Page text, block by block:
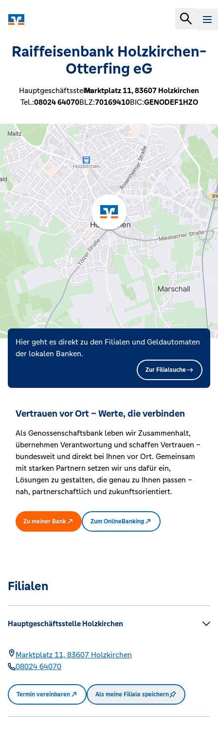
Raiffeisenbank Holzkirchen-
Otterfing eG
Hauptgeschäftsstelle:Marktplatz 11,83607 Holzkirchen
Tel.:08024 64070BLZ:70169410BIC:GENODEF1HZO
Hier geht es direkt zu den Filialen und Geldautomaten
der lokalen Banken.
Zur Filialsuche
Vertrauen vor Ort – Werte, die verbinden
Als Genossenschaftsbank leben wir Zusammenhalt,
übernehmen Verantwortung und schaffen Vertrauen –
bundesweit und direkt bei Ihnen vor Ort. Gemeinsam
mit starken Partnern setzen wir uns dafür ein,
Lösungen zu gestalten, die genau zu Ihnen passen –
nah, partnerschaftlich und zukunftsorientiert.
Zu meiner Bank Zum OnlineBanking
Filialen
Hauptgeschäftsstelle Holzkirchen
Marktplatz 11, 83607 Holzkirchen
08024 64070
Termin vereinbaren Als meine Filiale speichern